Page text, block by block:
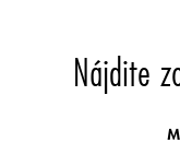
Nájdite